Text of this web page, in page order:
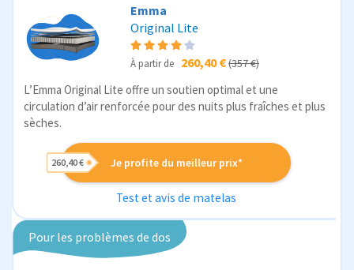
Emma
Original Lite
À partir de 260,40 €(357 €)
L’Emma Original Lite offre un soutien optimal et une
circulation d’air renforcée pour des nuits plus fraîches et plus
sèches.
Je profite du meilleur prix*
260,40 €
Test et avis de matelas
Pour les problèmes de dos